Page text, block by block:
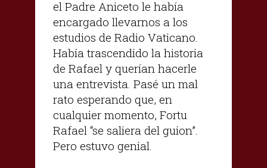
el Padre Aniceto le había
encargado llevarnos a los
estudios de Radio Vaticano.
Había trascendido la historia
de Rafael y querían hacerle
una entrevista. Pasé un mal
rato esperando que, en
cualquier momento, Fortu
Rafael “se saliera del guion”.
Pero estuvo genial.